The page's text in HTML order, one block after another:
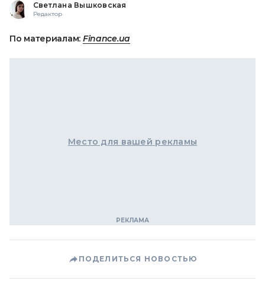
Светлана Вышковская
Редактор
По материалам: Finance.ua
Место для вашей рекламы
ПОДЕЛИТЬСЯ НОВОСТЬЮ